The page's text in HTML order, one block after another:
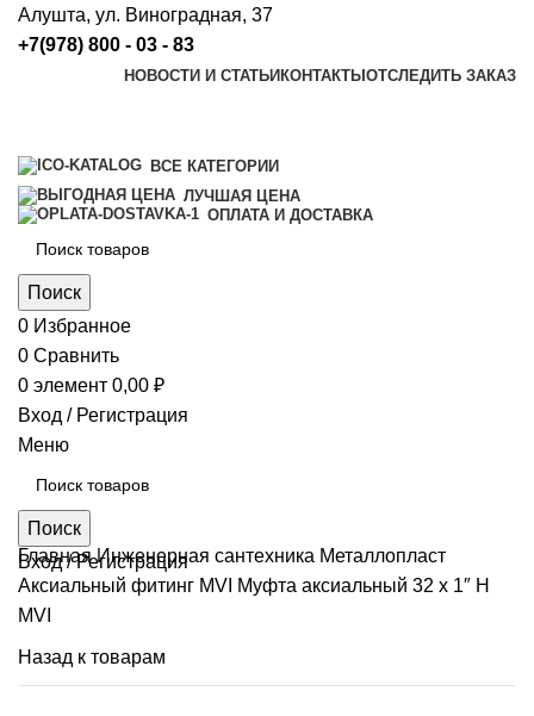
Алушта, ул. Виноградная, 37
+7(978) 800 - 03 - 83
НОВОСТИ И СТАТЬИ КОНТАКТЫ ОТСЛЕДИТЬ ЗАКАЗ
ВСЕ КАТЕГОРИИ
ЛУЧШАЯ ЦЕНА
ОПЛАТА И ДОСТАВКА
Поиск
0 Избранное
0 Сравнить
0 элемент 0,00 ₽
Вход / Регистрация
Меню
Поиск
Вход / Регистрация
ГлавнаяИнженерная сантехника Металлопласт
Аксиальный фитинг MVI Муфта аксиальный 32 х 1″ Н
MVI
Назад к товарам